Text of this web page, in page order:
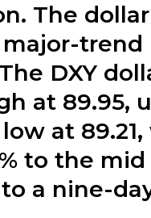
The
trend
DXY
at 89.95,
at 89.21,
to the mid
a nine-